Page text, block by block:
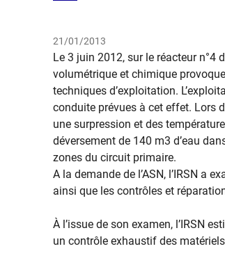
21/01/2013
​Le 3 juin 2012, sur le réacteur n°4
volumétrique et chimique
techniques d’exploitation.
conduite prévues à cet effet. Lors
une surpression et des
déversement de 140 m3 d’eau
zones du circuit primaire.
A la demande de l’ASN, l’IRSN a
ainsi que les contrôles et
À l’issue de son examen, l’IRSN
un contrôle exhaustif des